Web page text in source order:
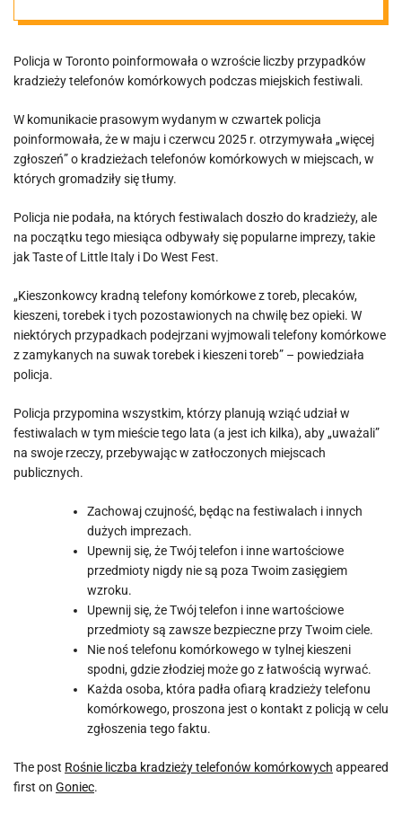
Policja w Toronto poinformowała o wzroście liczby przypadków
kradzieży telefonów komórkowych podczas miejskich festiwali.
W komunikacie prasowym wydanym w czwartek policja
poinformowała, że ​​w maju i czerwcu 2025 r. otrzymywała „więcej
zgłoszeń” o kradzieżach telefonów komórkowych w miejscach, w
których gromadziły się tłumy.
Policja nie podała, na których festiwalach doszło do kradzieży, ale
na początku tego miesiąca odbywały się popularne imprezy, takie
jak Taste of Little Italy i Do West Fest.
„Kieszonkowcy kradną telefony komórkowe z toreb, plecaków,
kieszeni, torebek i tych pozostawionych na chwilę bez opieki. W
niektórych przypadkach podejrzani wyjmowali telefony komórkowe
z zamykanych na suwak torebek i kieszeni toreb” – powiedziała
policja.
Policja przypomina wszystkim, którzy planują wziąć udział w
festiwalach w tym mieście tego lata (a jest ich kilka), aby „uważali”
na swoje rzeczy, przebywając w zatłoczonych miejscach
publicznych.
Zachowaj czujność, będąc na festiwalach i innych
dużych imprezach.
Upewnij się, że Twój telefon i inne wartościowe
przedmioty nigdy nie są poza Twoim zasięgiem
wzroku.
Upewnij się, że Twój telefon i inne wartościowe
przedmioty są zawsze bezpieczne przy Twoim ciele.
Nie noś telefonu komórkowego w tylnej kieszeni
spodni, gdzie złodziej może go z łatwością wyrwać.
Każda osoba, która padła ofiarą kradzieży telefonu
komórkowego, proszona jest o kontakt z policją w celu
zgłoszenia tego faktu.
The post Rośnie liczba kradzieży telefonów komórkowych appeared
first on Goniec.